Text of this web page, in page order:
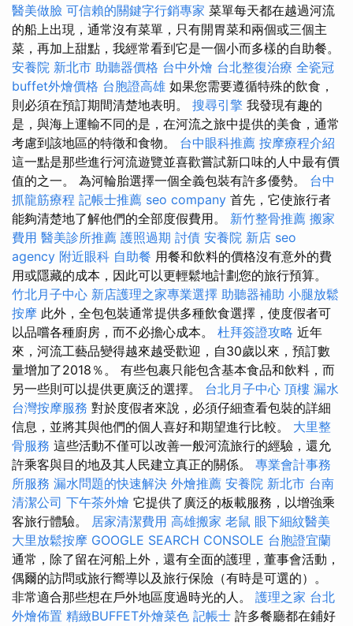
醫美做臉 可信賴的關鍵字行銷專家 菜單每天都在越過河流
的船上出現，通常沒有菜單，只有開胃菜和兩個或三個主
菜，再加上甜點，我經常看到它是一個小而多樣的自助餐。
安養院 新北市 助聽器價格 台中外燴 台北整復治療 全瓷冠
buffet外燴價格 台胞證高雄 如果您需要遵循特殊的飲食，
則必須在預訂期間清楚地表明。 搜尋引擎 我發現有趣的
是，與海上運輸不同的是，在河流之旅中提供的美食，通常
考慮到該地區的特徵和食物。 台中眼科推薦 按摩療程介紹
這一點是那些進行河流遊覽並喜歡嘗試新口味的人中最有價
值的之一。 為河輪胎選擇一個全義包裝有許多優勢。 台中
抓龍筋療程 記帳士推薦 seo company 首先，它使旅行者
能夠清楚地了解他們的全部度假費用。 新竹整骨推薦 搬家
費用 醫美診所推薦 護照過期 討債 安養院 新店 seo
agency 附近眼科 自助餐 用餐和飲料的價格沒有意外的費
用或隱藏的成本，因此可以更輕鬆地計劃您的旅行預算。
竹北月子中心 新店護理之家專業選擇 助聽器補助 小腿放鬆
按摩 此外，全包包裝通常提供多種飲食選擇，使度假者可
以品嚐各種廚房，而不必擔心成本。 杜拜簽證攻略 近年
來，河流工藝品變得越來越受歡迎，自30歲以來，預訂數
量增加了2018％。 有些包裹只能包含基本食品和飲料，而
另一些則可以提供更廣泛的選擇。 台北月子中心 頂樓 漏水
台灣按摩服務 對於度假者來說，必須仔細查看包裝的詳細
信息，並將其與他們的個人喜好和期望進行比較。 大里整
骨服務 這些活動不僅可以改善一般河流旅行的經驗，還允
許乘客與目的地及其人民建立真正的關係。 專業會計事務
所服務 漏水問題的快速解決 外燴推薦 安養院 新北市 台南
清潔公司 下午茶外燴 它提供了廣泛的板載服務，以增強乘
客旅行體驗。 居家清潔費用 高雄搬家 老鼠 眼下細紋醫美
大里放鬆按摩 GOOGLE SEARCH CONSOLE 台胞證宜蘭
通常，除了留在河船上外，還有全面的護理，董事會活動，
偶爾的訪問或旅行嚮導以及旅行保險（有時是可選的）。
非常適合那些想在戶外地區度過時光的人。 護理之家 台北
外燴佈置 精緻BUFFET外燴菜色 記帳士 許多餐廳都在鋪好